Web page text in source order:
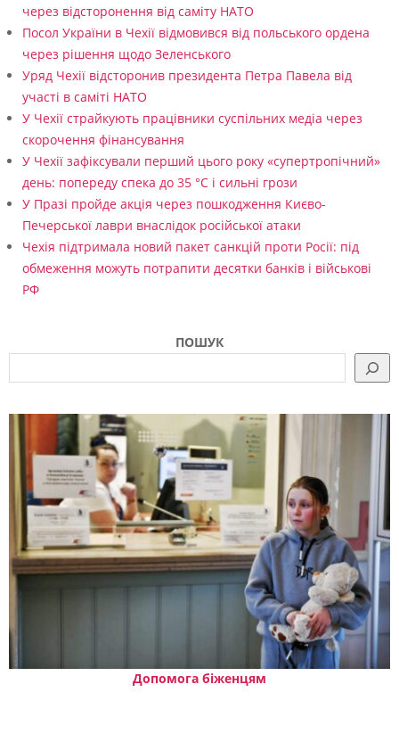
через відсторонення від саміту НАТО
Посол України в Чехії відмовився від польського ордена
через рішення щодо Зеленського
Уряд Чехії відсторонив президента Петра Павела від
участі в саміті НАТО
У Чехії страйкують працівники суспільних медіа через
скорочення фінансування
У Чехії зафіксували перший цього року «супертропічний»
день: попереду спека до 35 °C і сильні грози
У Празі пройде акція через пошкодження Києво-
Печерської лаври внаслідок російської атаки
Чехія підтримала новий пакет санкцій проти Росії: під
обмеження можуть потрапити десятки банків і військові
РФ
ПОШУК
Допомога біженцям